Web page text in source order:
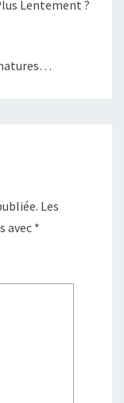
Lentement ?
Les
avec *